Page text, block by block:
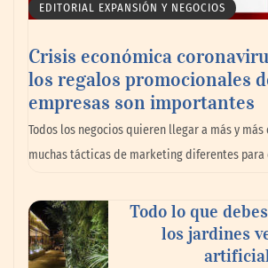
La omnicanalidad redefine la
planear viajes en México
EDITORIAL EXPANSIÓN Y NEGOCIOS
Crisis económica
los regalos promocionales
empresas son importantes
Todos los negocios quieren llegar a más y
muchas tácticas de marketing diferentes para
Todo lo que
los jardines